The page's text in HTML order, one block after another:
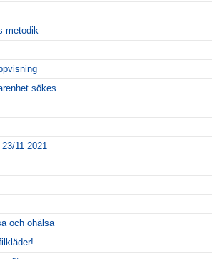
metodik
sökes
11 2021
och ohälsa